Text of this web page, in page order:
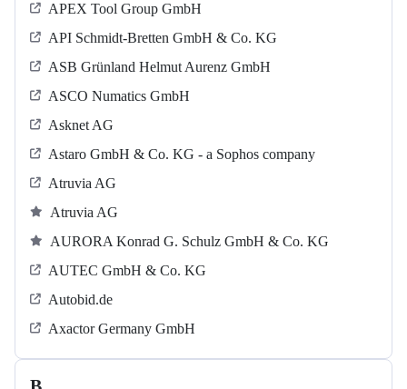
APEX Tool Group GmbH
API Schmidt-Bretten GmbH & Co. KG
ASB Grün­land Helmut Au­renz GmbH
ASCO Numatics GmbH
Asknet AG
Astaro GmbH & Co. KG - a Sophos company
Atruvia AG
Atruvia AG
AURORA Konrad G. Schulz GmbH & Co. KG
AUTEC GmbH & Co. KG
Autobid.de
Axactor Germany GmbH